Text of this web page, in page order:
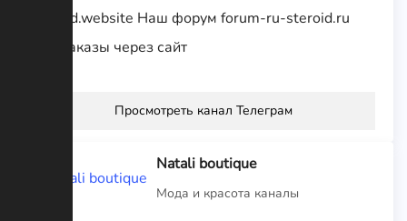
steroid.website Наш форум forum-ru-steroid.ru
Все заказы через сайт
Просмотреть канал Телеграм
Natali boutique
Мода и красота каналы